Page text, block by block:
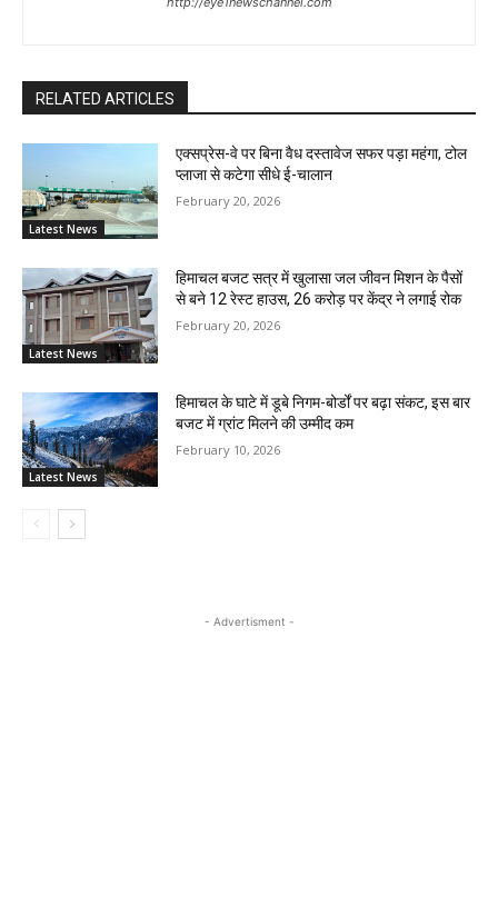
RELATED ARTICLES
Latest News
एक्सप्रेस-वे पर बिना वैध दस्तावेज सफर पड़ा महंगा, टोल
प्लाजा से कटेगा सीधे ई-चालान
February 20, 2026
Latest News
हिमाचल बजट सत्र में खुलासा जल जीवन मिशन के पैसों
से बने 12 रेस्ट हाउस, 26 करोड़ पर केंद्र ने लगाई रोक
February 20, 2026
Latest News
हिमाचल के घाटे में डूबे निगम-बोर्डों पर बढ़ा संकट, इस बार
बजट में ग्रांट मिलने की उम्मीद कम
February 10, 2026
- Advertisment -